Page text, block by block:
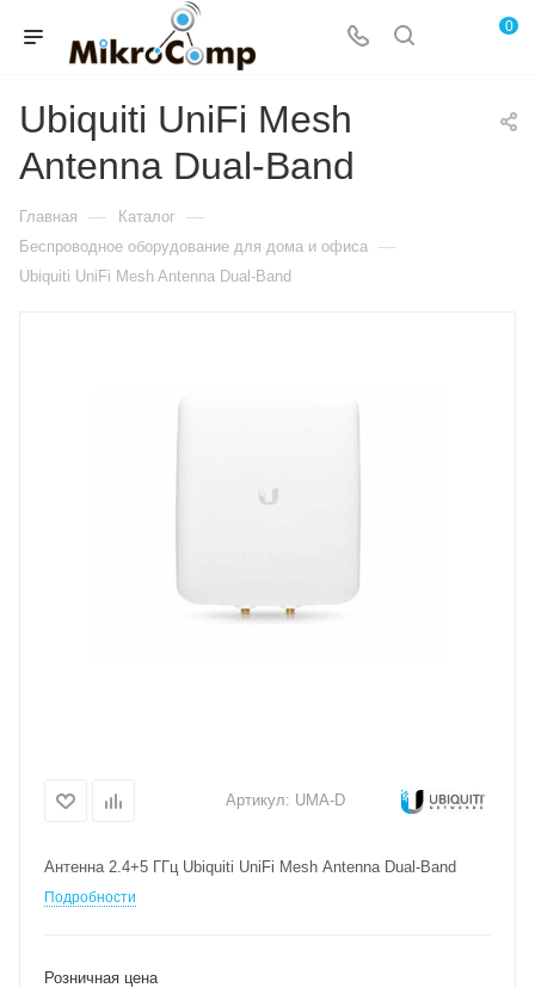
0
Ubiquiti UniFi Mesh
Antenna Dual-Band
Главная — Каталог —
Беспроводное оборудование для дома и офиса —
Ubiquiti UniFi Mesh Antenna Dual-Band
Артикул: UMA-D
Антенна 2.4+5 ГГц Ubiquiti UniFi Mesh Antenna Dual-Band
Подробности
Розничная цена